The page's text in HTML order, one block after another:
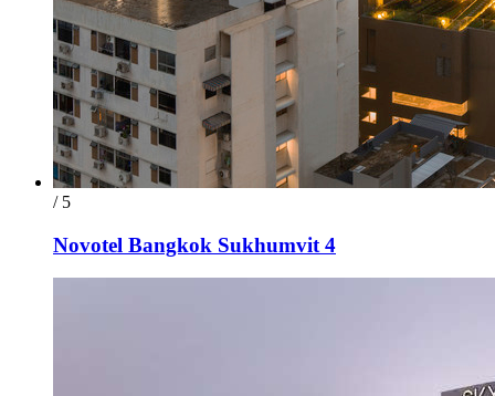
/ 5
Novotel Bangkok Sukhumvit 4